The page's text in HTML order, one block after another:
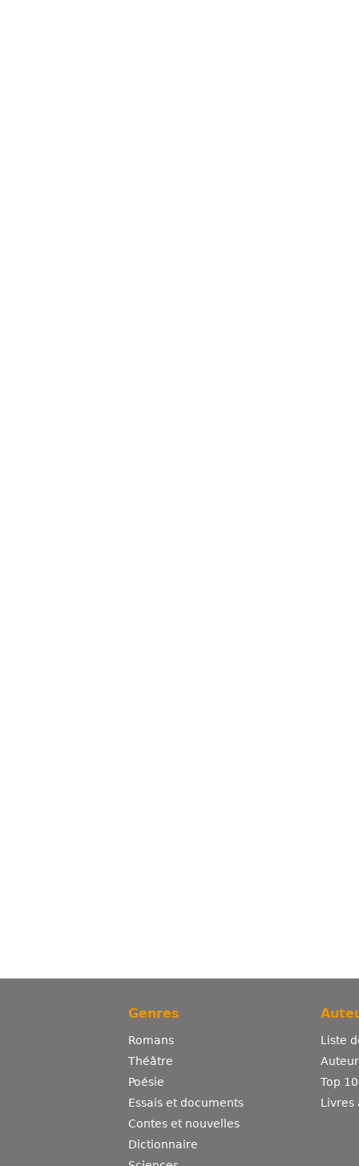
Genres
Romans
Théâtre
Poésie
Essais et documents
Contes et nouvelles
Dictionnaire
Liste
Top
Livres